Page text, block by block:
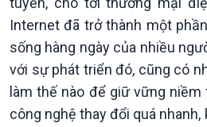
Xây dựng đảng
Đảng trong cuộc sống
Nhận diện sự thật
Pháp luật và đời sống
Internet đã trở thành một
sống hàng ngày của nhiều
với sự phát triển đó, cũng có
làm thế nào để giữ vững
công nghệ thay đổi quá